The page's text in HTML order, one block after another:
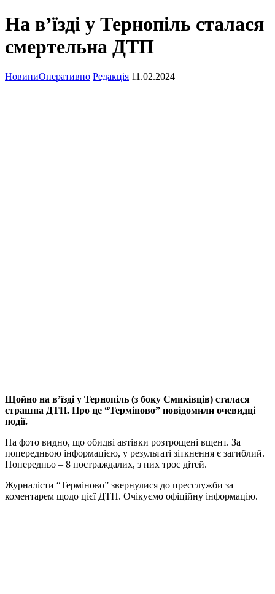
На в’їзді у Тернопіль сталася
смертельна ДТП
НовиниОперативно Редакція 11.02.2024
Щойно на в’їзді у Тернопіль (з боку Смиківців) сталася
страшна ДТП. Про це “Терміново” повідомили очевидці
події.
На фото видно, що обидві автівки розтрощені вщент. За
попередньою інформацією, у результаті зіткнення є загиблий.
Попередньо – 8 постраждалих, з них троє дітей.
Журналісти “Терміново” звернулися до пресслужби за
коментарем щодо цієї ДТП. Очікуємо офіційну інформацію.